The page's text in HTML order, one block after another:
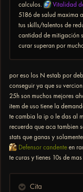
calculos.
Vitalidad
5186 de salud maxima
tus skills/talentos de
cantidad de mitigación
curar superan por
por eso los N estab por
conseguir ya que su
25h son muchos mejores
item de uso tiene la
te cambia la ip o le das al
recuerda que aca tambien
stats que ganas y
Defensor candente en
te curas y tienes 10s de
Cita